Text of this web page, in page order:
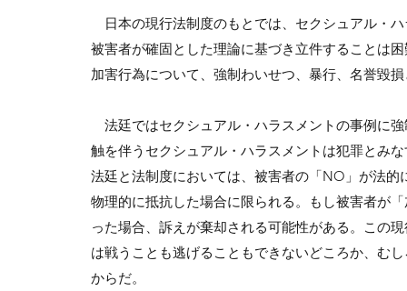
日本の現行法制度のもとでは、セクシュアル・
被害者が確固とした理論に基づき立件することは
加害行為について、強制わいせつ、暴行、名誉毀
法廷ではセクシュアル・ハラスメントの事例に
触を伴うセクシュアル・ハラスメントは犯罪とみ
法廷と法制度においては、被害者の「NO」が法
物理的に抵抗した場合に限られる。もし被害者が
った場合、訴えが棄却される可能性がある。この
は戦うことも逃げることもできないどころか、む
からだ。